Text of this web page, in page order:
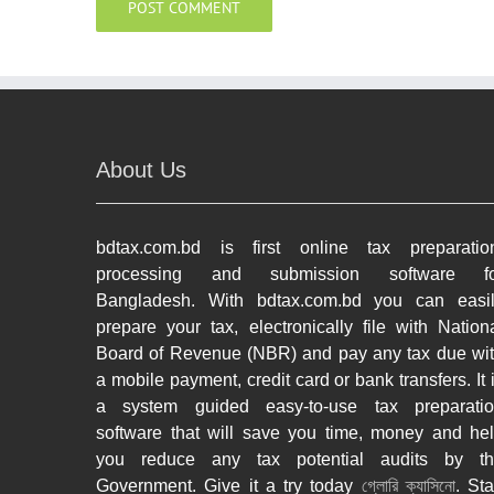
About Us
bdtax.com.bd is first online tax
processing and submission software
Bangladesh. With bdtax.com.bd you can
prepare your tax, electronically file with
Board of Revenue (NBR) and pay any tax due
a mobile payment, credit card or bank transfers. It
a system guided easy-to-use tax
software that will save you time, money and
you reduce any tax potential audits by
Government. Give it a try today গ্লোরি ক্যাসিনো.